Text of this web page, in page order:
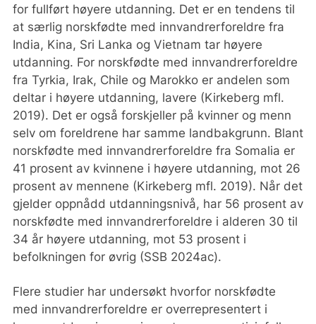
for fullført høyere utdanning. Det er en tendens til
at særlig norskfødte med innvandrerforeldre fra
India, Kina, Sri Lanka og Vietnam tar høyere
utdanning. For norskfødte med innvandrerforeldre
fra Tyrkia, Irak, Chile og Marokko er andelen som
deltar i høyere utdanning, lavere (Kirkeberg mfl.
2019). Det er også forskjeller på kvinner og menn
selv om foreldrene har samme landbakgrunn. Blant
norskfødte med innvandrerforeldre fra Somalia er
41 prosent av kvinnene i høyere utdanning, mot 26
prosent av mennene (Kirkeberg mfl. 2019). Når det
gjelder oppnådd utdanningsnivå, har 56 prosent av
norskfødte med innvandrerforeldre i alderen 30 til
34 år høyere utdanning, mot 53 prosent i
befolkningen for øvrig (SSB 2024ac).
Flere studier har undersøkt hvorfor norskfødte
med innvandrerforeldre er overrepresentert i